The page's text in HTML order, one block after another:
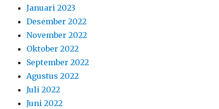
Januari 2023
Desember 2022
November 2022
Oktober 2022
September 2022
Agustus 2022
Juli 2022
Juni 2022